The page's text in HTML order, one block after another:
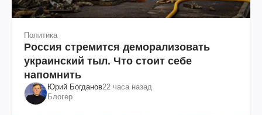
Политика
Россия стремится деморализовать
украинский тыл. Что стоит себе
напомнить
Юрий Богданов22 часа назад
Блогер